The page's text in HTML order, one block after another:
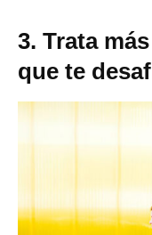
3. Trata
que te